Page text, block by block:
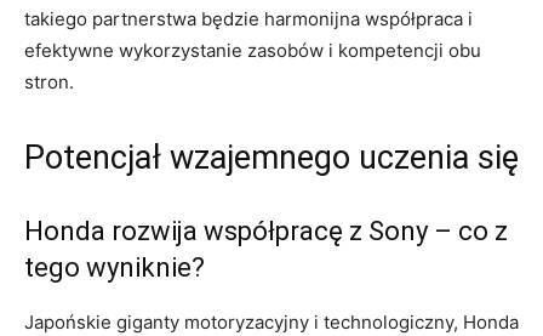
takiego⁤ partnerstwa ⁢będzie harmonijna współpraca i
efektywne⁢ wykorzystanie zasobów i kompetencji obu​
stron.
Potencjał wzajemnego uczenia się
Honda‍ rozwija współpracę⁣ z Sony – co z
‌tego wyniknie?
Japońskie giganty⁤ motoryzacyjny​ i technologiczny, Honda